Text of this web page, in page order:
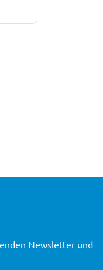
Newsletter und